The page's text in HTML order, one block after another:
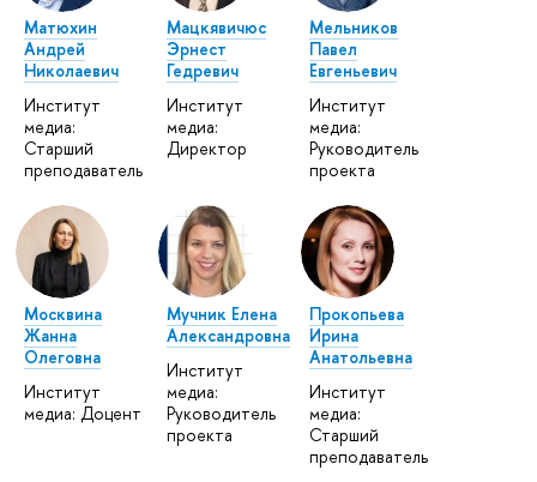
Матюхин
Андрей
Николаевич
Институт
медиа:
Старший
преподаватель
Мацкявичюс
Эрнест
Гедревич
Институт
медиа:
Директор
Мельников
Павел
Евгеньевич
Институт
медиа:
Руководитель
проекта
Москвина
Жанна
Олеговна
Институт
медиа: Доцент
Мучник Елена
Александровна
Институт
медиа:
Руководитель
проекта
Прокопьева
Ирина
Анатольевна
Институт
медиа:
Старший
преподаватель